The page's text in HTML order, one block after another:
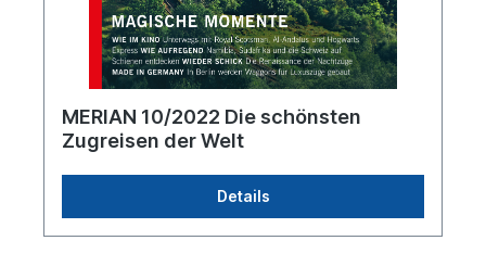
MERIAN 10/2022 Die schönsten
Zugreisen der Welt
Details